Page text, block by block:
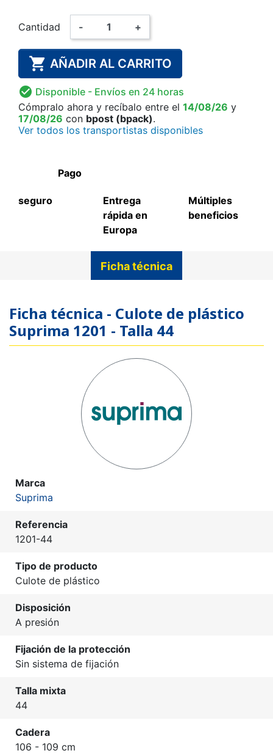
Cantidad - +
 AÑADIR AL CARRITO
 Disponible - Envíos en 24 horas
Cómpralo ahora y recíbalo entre el 14/08/26 y
17/08/26 con bpost (bpack).
Ver todos los transportistas disponibles
Pago
seguro
Entrega
rápida en
Europa
Múltiples
beneficios
Ficha técnica
Ficha técnica - Culote de plástico
Suprima 1201 - Talla 44
Marca
Suprima
Referencia
1201-44
Tipo de producto
Culote de plástico
Disposición
A presión
Fijación de la protección
Sin sistema de fijación
Talla mixta
44
Cadera
106 - 109 cm